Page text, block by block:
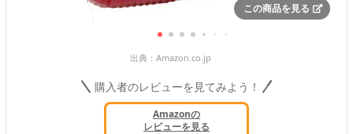
この商品を見る
出典： Amazon.co.jp
購入者のレビューを見てみよう！
Amazonの
レビューを見る